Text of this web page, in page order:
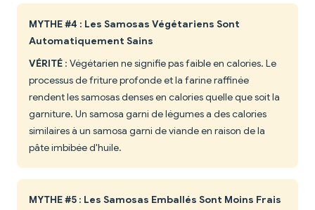
MYTHE #4 : Les Samosas Végétariens Sont
Automatiquement Sains
VÉRITÉ : Végétarien ne signifie pas faible en calories. Le
processus de friture profonde et la farine raffinée
rendent les samosas denses en calories quelle que soit la
garniture. Un samosa garni de légumes a des calories
similaires à un samosa garni de viande en raison de la
pâte imbibée d'huile.
MYTHE #5 : Les Samosas Emballés Sont Moins Frais